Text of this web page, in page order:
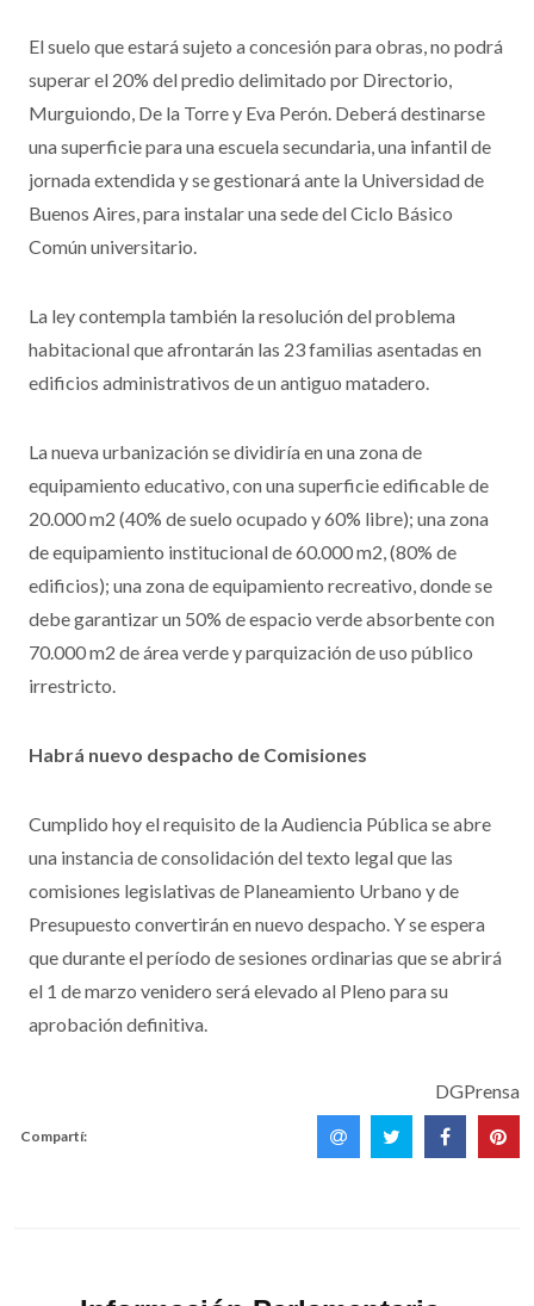
El suelo que estará sujeto a concesión para obras, no podrá
superar el 20% del predio delimitado por Directorio,
Murguiondo, De la Torre y Eva Perón. Deberá destinarse
una superficie para una escuela secundaria, una infantil de
jornada extendida y se gestionará ante la Universidad de
Buenos Aires, para instalar una sede del Ciclo Básico
Común universitario.
La ley contempla también la resolución del problema
habitacional que afrontarán las 23 familias asentadas en
edificios administrativos de un antiguo matadero.
La nueva urbanización se dividiría en una zona de
equipamiento educativo, con una superficie edificable de
20.000 m2 (40% de suelo ocupado y 60% libre); una zona
de equipamiento institucional de 60.000 m2, (80% de
edificios); una zona de equipamiento recreativo, donde se
debe garantizar un 50% de espacio verde absorbente con
70.000 m2 de área verde y parquización de uso público
irrestricto.
Habrá nuevo despacho de Comisiones
Cumplido hoy el requisito de la Audiencia Pública se abre
una instancia de consolidación del texto legal que las
comisiones legislativas de Planeamiento Urbano y de
Presupuesto convertirán en nuevo despacho. Y se espera
que durante el período de sesiones ordinarias que se abrirá
el 1 de marzo venidero será elevado al Pleno para su
aprobación definitiva.
DGPrensa
Compartí: